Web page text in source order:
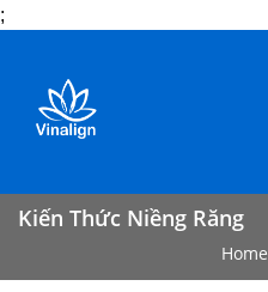
;
content
Kiến Thức Niềng Răng
Home